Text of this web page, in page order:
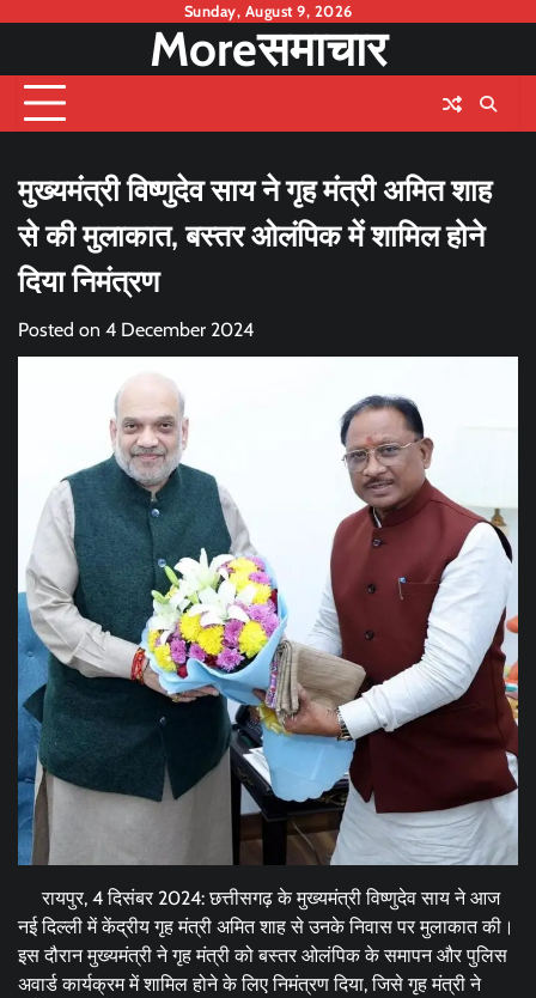
content
Sunday, August 9, 2026
Moreसमाचार
मुख्यमंत्री विष्णुदेव साय ने गृह मंत्री अमित शाह
से की मुलाकात, बस्तर ओलंपिक में शामिल होने
दिया निमंत्रण
Posted on 4 December 2024
रायपुर, 4 दिसंबर 2024: छत्तीसगढ़ के मुख्यमंत्री विष्णुदेव साय ने आज
नई दिल्ली में केंद्रीय गृह मंत्री अमित शाह से उनके निवास पर मुलाकात की।
इस दौरान मुख्यमंत्री ने गृह मंत्री को बस्तर ओलंपिक के समापन और पुलिस
अवार्ड कार्यक्रम में शामिल होने के लिए निमंत्रण दिया, जिसे गृह मंत्री ने